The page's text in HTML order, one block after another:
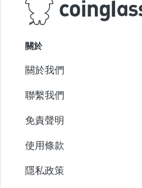
關於
關於我們
聯繫我們
免責聲明
使用條款
隱私政策